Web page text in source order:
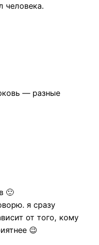
человека.
— разные
🙂
я сразу
от того, кому
😉